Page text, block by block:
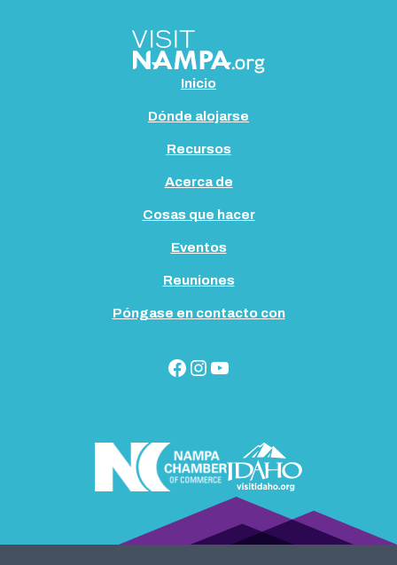
Inicio
Dónde alojarse
Recursos
Acerca de
Cosas que hacer
Eventos
Reuniones
Póngase en contacto con
Facebook Instagram YouTube